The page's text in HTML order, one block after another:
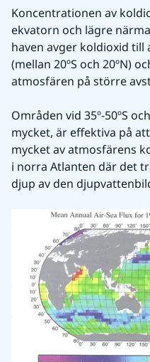
Koncentrationen av
ekvatorn och lägre
haven avger koldioxid
(mellan 20ºS och 20ºN)
atmosfären på större
Områden vid 35º-50ºS
mycket, är effektiva på
mycket av atmosfärens
i norra Atlanten där det
djup av den